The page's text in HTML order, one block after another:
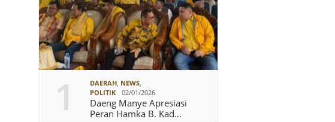
1 DAERAH, NEWS,
POLITIK
02/01/2026
Daeng Manye Apresiasi
Peran Hamka B. Kad…